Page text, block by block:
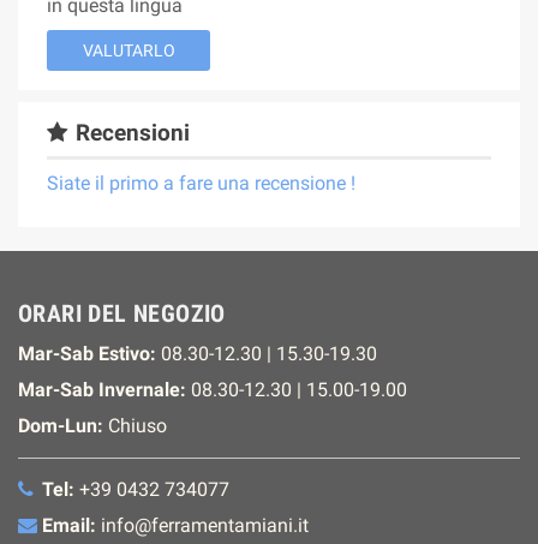
in questa lingua
VALUTARLO
Recensioni
Siate il primo a fare una recensione !
ORARI DEL NEGOZIO
Mar-Sab Estivo: 08.30-12.30 | 15.30-19.30
Mar-Sab Invernale: 08.30-12.30 | 15.00-19.00
Dom-Lun: Chiuso
Tel: +39 0432 734077
Email: info@ferramentamiani.it